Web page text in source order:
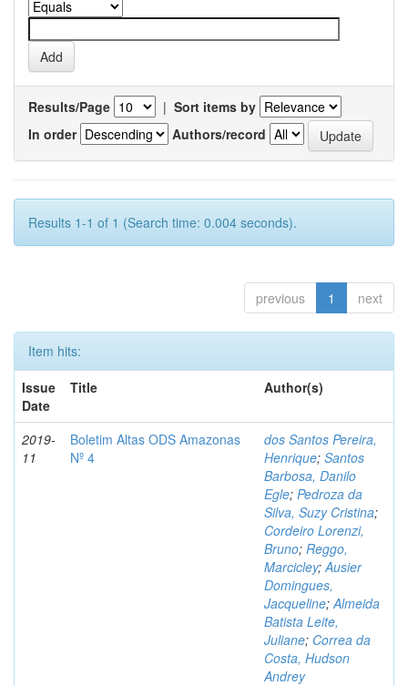
Results/Page | Sort items by
In order
Authors/record
Results 1-1 of 1 (Search time: 0.004 seconds).
previous 1 next
Item hits:
Issue
Date
Title Author(s)
2019-
11
Boletim Altas ODS Amazonas
Nº 4
dos Santos Pereira,
Henrique; Santos
Barbosa, Danilo
Egle; Pedroza da
Silva, Suzy Cristina;
Cordeiro Lorenzi,
Bruno; Reggo,
Marcicley;Ausier
Domingues,
Jacqueline;Almeida
Batista Leite,
Juliane; Correa da
Costa, Hudson
Andrey